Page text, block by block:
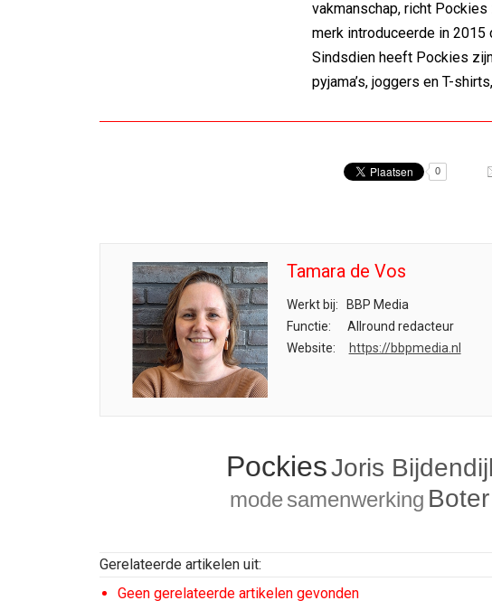
vakmanschap, richt
merk introduceerde in
Sindsdien heeft Pockies
pyjama’s, joggers en T-
0
Tamara de Vos
Werkt bij:
BBP Media
Functie:
Allround redacteur
Website:
https://bbpmedia.nl
PockiesJoris
modesamenwerking Boter
Gerelateerde artikelen uit:
Geen gerelateerde artikelen gevonden